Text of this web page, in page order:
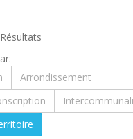
Résultats
Arrondissement